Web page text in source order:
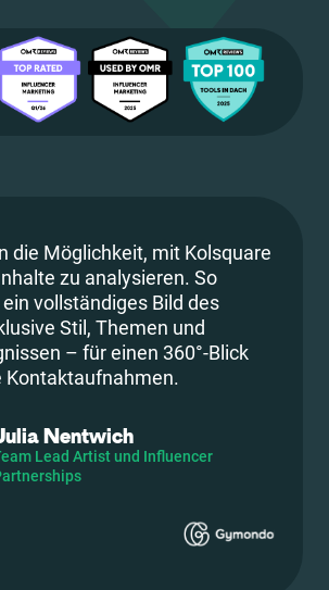
die Möglichkeit, mit Kolsquare
zu analysieren. So
vollständiges Bild des
Stil, Themen und
– für einen 360°-Blick
Kontaktaufnahmen.
Nentwich
Lead Artist und Influencer